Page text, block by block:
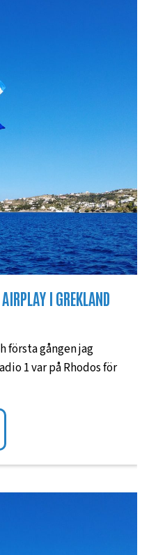
I GREKLAND
första gången jag
1 var på Rhodos för